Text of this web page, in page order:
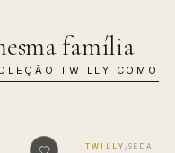
família
TWILLY COMO
MADE IN COMO
TWILLY /SEDA